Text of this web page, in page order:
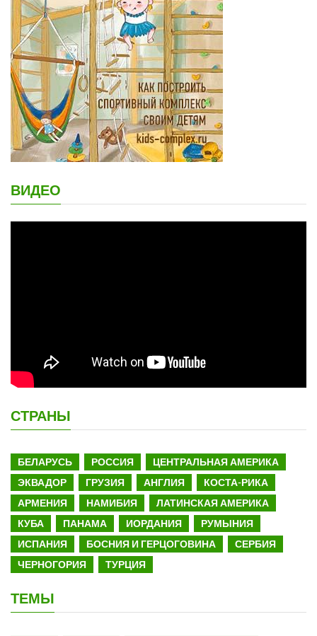
ВИДЕО
СТРАНЫ
БЕЛАРУСЬ РОССИЯ
ЦЕНТРАЛЬНАЯ АМЕРИКА
ЭКВАДОР
ГРУЗИЯ АНГЛИЯ
КОСТА-РИКА
АРМЕНИЯ
НАМИБИЯ
ЛАТИНСКАЯ АМЕРИКА
КУБА
ПАНАМА ИОРДАНИЯ
РУМЫНИЯ
ИСПАНИЯ
БОСНИЯ И ГЕРЦОГОВИНА
СЕРБИЯ
ЧЕРНОГОРИЯ
ТУРЦИЯ
ТЕМЫ